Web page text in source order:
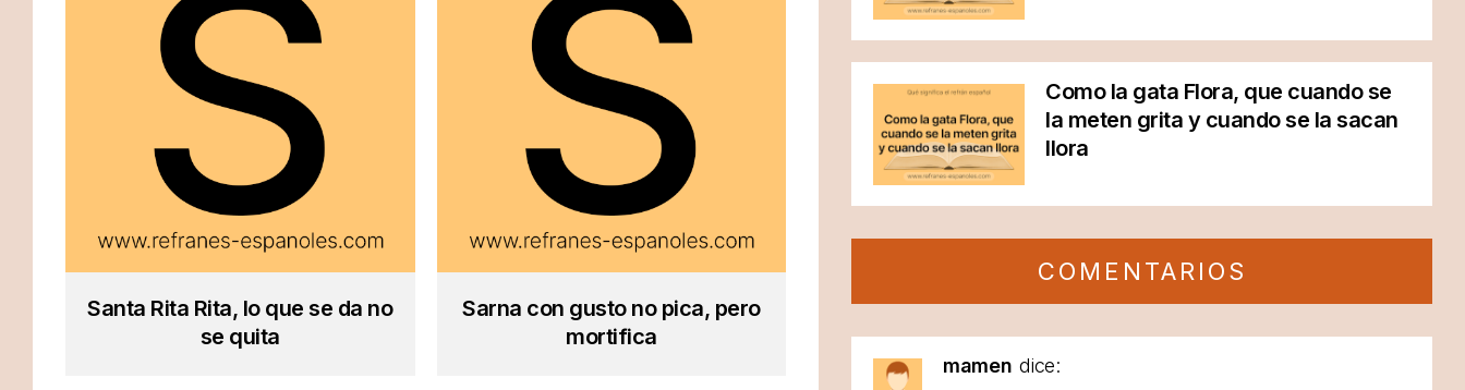
Santa Rita Rita, lo que se da no
se quita
Sarna con gusto no pica, pero
mortifica
Como la gata Flora, que cuando se
la meten grita y cuando se la sacan
llora
COMENTARIOS
mamen dice: